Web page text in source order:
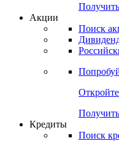
Акции
Поиск
Кредиты
Поиск